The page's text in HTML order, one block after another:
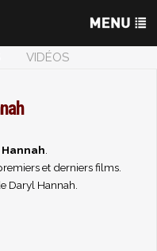
VIDÉOS
et derniers films.
Daryl Hannah.